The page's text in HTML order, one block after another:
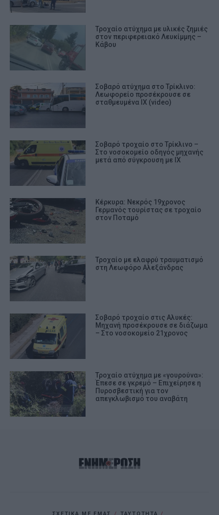
Τροχαίο ατύχημα με υλικές ζημιές
στον περιφερειακό Λευκίμμης –
Κάβου
Σοβαρό ατύχημα στο Τρίκλινο:
Λεωφορείο προσέκρουσε σε
σταθμευμένα ΙΧ (video)
Σοβαρό τροχαίο στο Τρίκλινο –
Στο νοσοκομείο οδηγός μηχανής
μετά από σύγκρουση με ΙΧ
Κέρκυρα: Νεκρός 19χρονος
Γερμανός τουρίστας σε τροχαίο
στον Ποταμό
Τροχαίο με ελαφρύ τραυματισμό
στη Λεωφόρο Αλεξάνδρας
Σοβαρό τροχαίο στις Αλυκές:
Μηχανή προσέκρουσε σε διάζωμα
– Στο νοσοκομείο 21χρονος
Τροχαίο ατύχημα με «γουρούνα»:
Έπεσε σε γκρεμό – Επιχείρησε η
Πυροσβεστική για τον
απεγκλωβισμό του αναβάτη